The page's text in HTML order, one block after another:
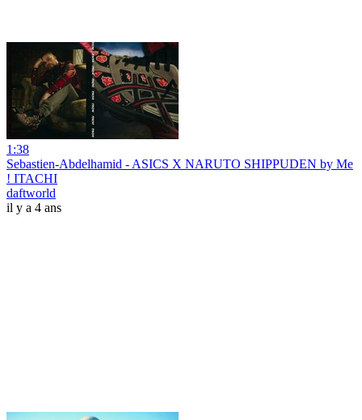
1:38
Sebastien-Abdelhamid - ASICS X NARUTO SHIPPUDEN by Me
! ITACHI
daftworld
il y a 4 ans